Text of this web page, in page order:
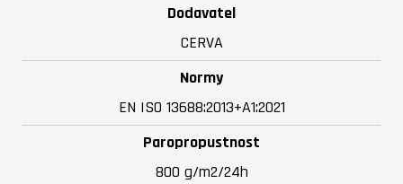
Dodavatel
CERVA
Normy
EN ISO 13688:2013+A1:2021
Paropropustnost
800 g/m2/24h